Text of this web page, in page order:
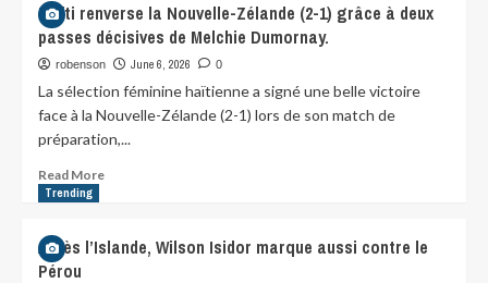
Haïti renverse la Nouvelle-Zélande (2-1) grâce à deux
passes décisives de Melchie Dumornay.
robenson June 6, 2026 0
La sélection féminine haïtienne a signé une belle victoire
face à la Nouvelle-Zélande (2-1) lors de son match de
préparation,...
Read More
Trending
Après l’Islande, Wilson Isidor marque aussi contre le
Pérou